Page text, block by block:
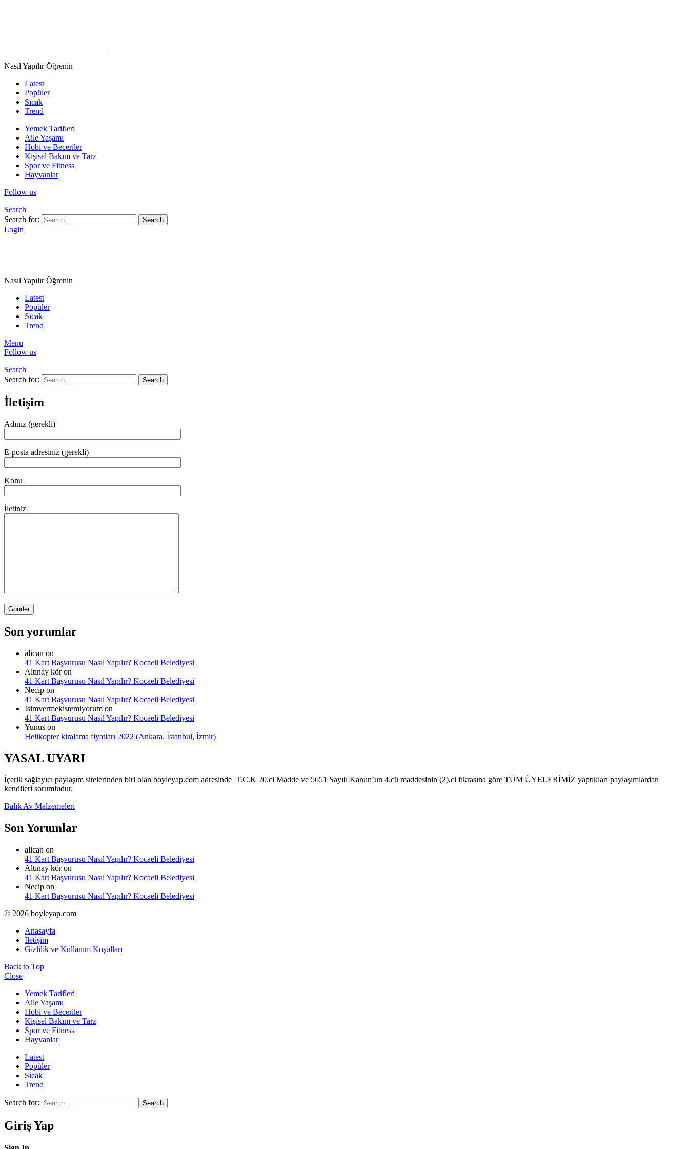
Nasıl Yapılır Öğrenin
Latest
Popüler
Sıcak
Trend
Yemek Tarifleri
Aile Yaşamı
Hobi ve Beceriler
Kişisel Bakım ve Tarz
Spor ve Fitness
Hayvanlar
Follow us
Search
Search for:
Search
Login
Nasıl Yapılır Öğrenin
Latest
Popüler
Sıcak
Trend
Menu
Follow us
Search
Search for:
Search
İletişim
Adınız (gerekli)
E-posta adresiniz (gerekli)
Konu
İletiniz
Son yorumlar
alican on
41 Kart Başvurusu Nasıl Yapılır? Kocaeli Belediyesi
Altınay köron
41 Kart Başvurusu Nasıl Yapılır? Kocaeli Belediyesi
Necip on
41 Kart Başvurusu Nasıl Yapılır? Kocaeli Belediyesi
İsimvermekistemiyorum on
41 Kart Başvurusu Nasıl Yapılır? Kocaeli Belediyesi
Yunus on
Helikopter kiralama fiyatları 2022 (Ankara, İstanbul, İzmir)
YASAL UYARI
İçerik sağlayıcı paylaşım sitelerinden biri olan boyleyap.com adresinde T.C.K 20.ci Madde ve 5651 Sayılı Kanun’un 4.cü maddesinin (2).ci fıkrasına göre TÜM ÜYELERİMİZ yaptıkları paylaşımlardan
kendileri sorumludur.
Balık Av Malzemeleri
Son Yorumlar
alican on
41 Kart Başvurusu Nasıl Yapılır? Kocaeli Belediyesi
Altınay köron
41 Kart Başvurusu Nasıl Yapılır? Kocaeli Belediyesi
Necip on
41 Kart Başvurusu Nasıl Yapılır? Kocaeli Belediyesi
© 2026 boyleyap.com
Anasayfa
İletişim
Gizlilik ve Kullanım Koşulları
Back to Top
Close
Yemek Tarifleri
Aile Yaşamı
Hobi ve Beceriler
Kişisel Bakım ve Tarz
Spor ve Fitness
Hayvanlar
Latest
Popüler
Sıcak
Trend
Search for: Search
Giriş Yap